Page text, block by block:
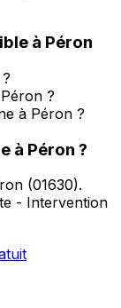
à Péron
?
à Péron ?
à Péron ?
(01630).
- Intervention